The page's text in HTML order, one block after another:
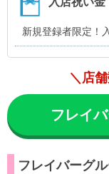
新規登録者限定！
＼店
フレイ
フレイバーグ